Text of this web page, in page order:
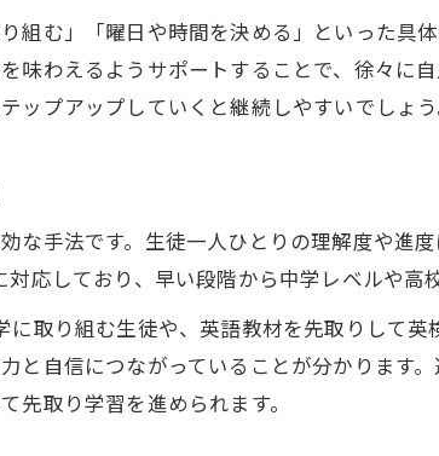
自学力を高める小学生先取りの実践法
公文式が小学生先取りと自学力に与え
小学生先取りで自発的に学ぶ習慣を身
公文式が小学生先取りで学力向上を支
小学生先取りで公文式が成果を出す理
基礎から応用まで伸ばす小学生先取り
公文式と小学生先取りの相乗効果とは
学年を越える小学生先取りの実現法
組む」「曜日や時間を決める」といった具
味わえるようサポートすることで、徐々に
プアップしていくと継続しやすいでしょう
な手法です。生徒一人ひとりの理解度や進
応しており、早い段階から中学レベルや高
取り組む生徒や、英語教材を先取りして英
と自信につながっていることが分かります
先取り学習を進められます。